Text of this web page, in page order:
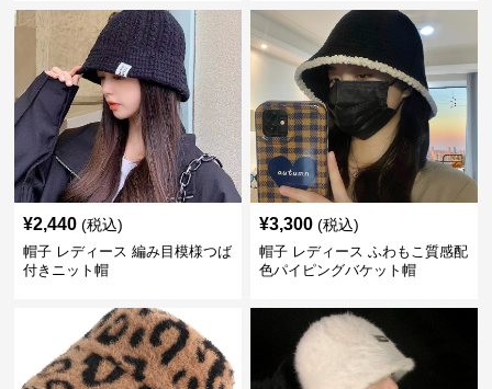
¥2,440 (税込)
帽子 レディース 編み目模様つば
付きニット帽
¥3,300 (税込)
帽子 レディース ふわもこ質感配
色パイピングバケット帽